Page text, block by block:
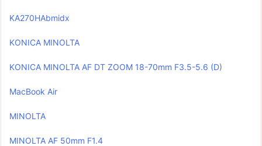
KA270HAbmidx
KONICA MINOLTA
KONICA MINOLTA AF DT ZOOM 18-70mm F3.5-5.6 (D)
MacBook Air
MINOLTA
MINOLTA AF 50mm F1.4